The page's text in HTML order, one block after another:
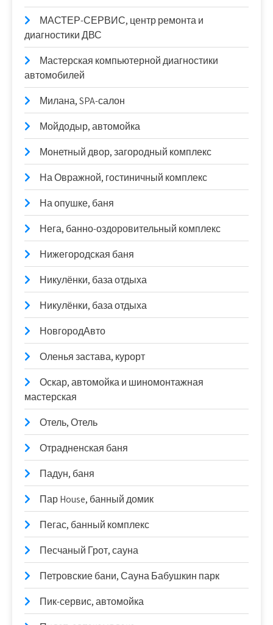
МАСТЕР-СЕРВИС, центр ремонта и
диагностики ДВС
Мастерская компьютерной диагностики
автомобилей
Милана, SPA-салон
Мойдодыр, автомойка
Монетный двор, загородный комплекс
На Овражной, гостиничный комплекс
На опушке, баня
Нега, банно-оздоровительный комплекс
Нижегородская баня
Никулёнки, база отдыха
Никулёнки, база отдыха
НовгородАвто
Оленья застава, курорт
Оскар, автомойка и шиномонтажная
мастерская
Отель, Отель
Отрадненская баня
Падун, баня
Пар House, банный домик
Пегас, банный комплекс
Песчаный Грот, сауна
Петровские бани, Сауна Бабушкин парк
Пик-сервис, автомойка